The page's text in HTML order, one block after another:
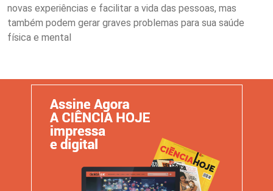
novas experiências e facilitar a vida das pessoas, mas
também podem gerar graves problemas para sua saúde
física e mental